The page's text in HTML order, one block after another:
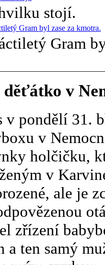
stojí.
Gram
děťátko v
v pondělí 31.
v
holčičku,
v
ale je
zřízení
a ten samý